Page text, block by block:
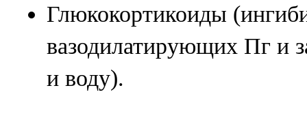
Глюкокортикоиды
вазодилатирующих Пг и
и воду).